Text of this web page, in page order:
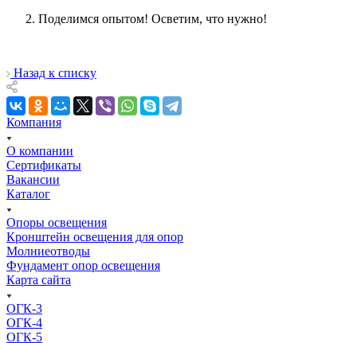
Поделимся опытом! Осветим, что нужно!
Назад к списку
Компания
О компании
Сертификаты
Вакансии
Каталог
Опоры освещения
Кронштейн освещения для опор
Молниеотводы
Фундамент опор освещения
Карта сайта
ОГК-3
ОГК-4
ОГК-5